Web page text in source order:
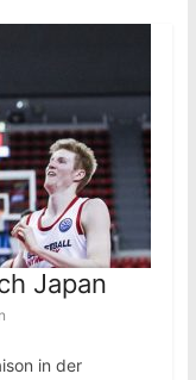
Japan
in der